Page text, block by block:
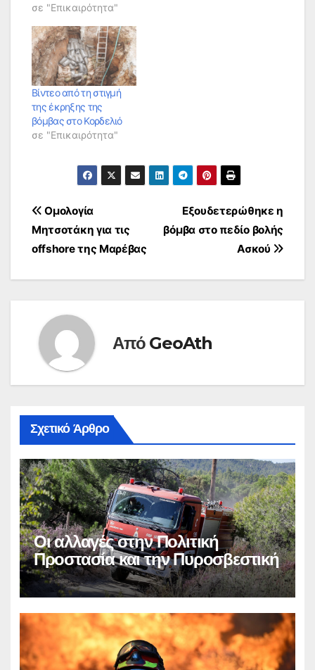
σε "Επικαιρότητα"
Βίντεο από τη στιγμή
της έκρηξης της
βόμβας στο Κορδελιό
σε "Επικαιρότητα"
Πλοήγηση
άρθρων
Εξουδετερώθηκε η
βόμβα στο πεδίο βολής
Ασκού
Ομολογία
Μητσοτάκη για τις
offshore της Μαρέβας
Από GeoAth
Σχετικό Άρθρο
Οι αλλαγές στην Πολιτική
Προστασία και την Πυροσβεστική